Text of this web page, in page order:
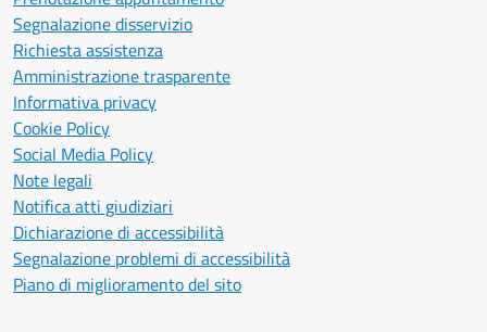
Segnalazione disservizio
Richiesta assistenza
Amministrazione trasparente
Informativa privacy
Cookie Policy
Social Media Policy
Note legali
Notifica atti giudiziari
Dichiarazione di accessibilità
Segnalazione problemi di accessibilità
Piano di miglioramento del sito